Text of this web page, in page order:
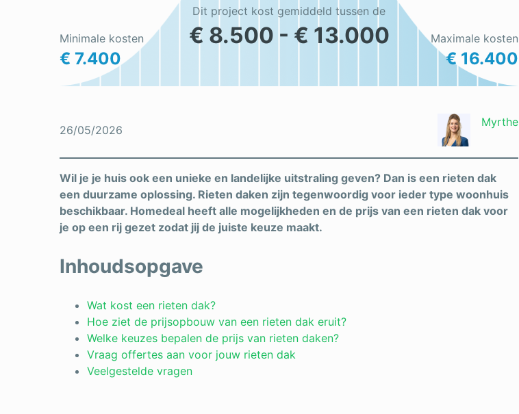
Minimale kosten
€ 7.400
Maximale kosten
€ 16.400
Dit project kost gemiddeld tussen de
€ 8.500 - € 13.000
26/05/2026
Myrthe
Wil je je huis ook een unieke en landelijke uitstraling geven? Dan is een rieten dak
een duurzame oplossing. Rieten daken zijn tegenwoordig voor ieder type woonhuis
beschikbaar. Homedeal heeft alle mogelijkheden en de prijs van een rieten dak voor
je op een rij gezet zodat jij de juiste keuze maakt.
Inhoudsopgave
Wat kost een rieten dak?
Hoe ziet de prijsopbouw van een rieten dak eruit?
Welke keuzes bepalen de prijs van rieten daken?
Vraag offertes aan voor jouw rieten dak
Veelgestelde vragen